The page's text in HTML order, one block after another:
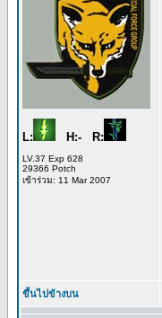
L: H:- R:
LV.37 Exp 628
29366 Potch
เข้าร่วม: 11 Mar 2007
ขึ้นไปข้างบน